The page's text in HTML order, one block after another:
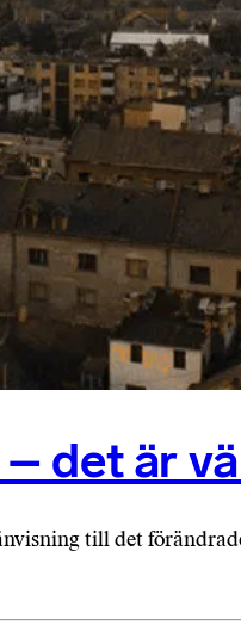
det är
till det